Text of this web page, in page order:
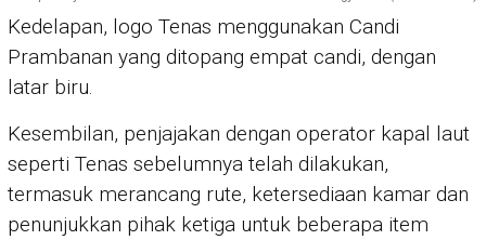
Kedelapan, logo Tenas menggunakan Candi
Prambanan yang ditopang empat candi, dengan
latar biru.
Kesembilan, penjajakan dengan operator kapal laut
seperti Tenas sebelumnya telah dilakukan,
termasuk merancang rute, ketersediaan kamar dan
penunjukkan pihak ketiga untuk beberapa item